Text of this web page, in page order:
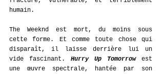
humain.
The Weeknd est mort, du moins sous
cette forme. Et comme toute chose qui
disparaît, il laisse derrière lui un
vide fascinant. Hurry Up Tomorrow est
une œuvre spectrale, hantée par son